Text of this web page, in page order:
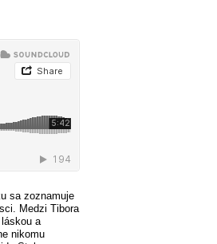
sa zoznamuje
Medzi Tibora
a
nikomu